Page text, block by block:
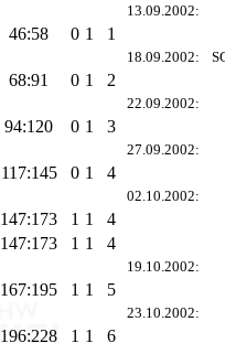
13.09.2002:
46:58 0 1 1
18.09.2002:
68:91 0 1 2
22.09.2002:
94:120 0 1 3
27.09.2002:
117:145 0 1 4
02.10.2002:
147:173 1 1
4
147:173 1 1 4
19.10.2002:
167:195 1 1 5
23.10.2002:
196:228 1 1 6